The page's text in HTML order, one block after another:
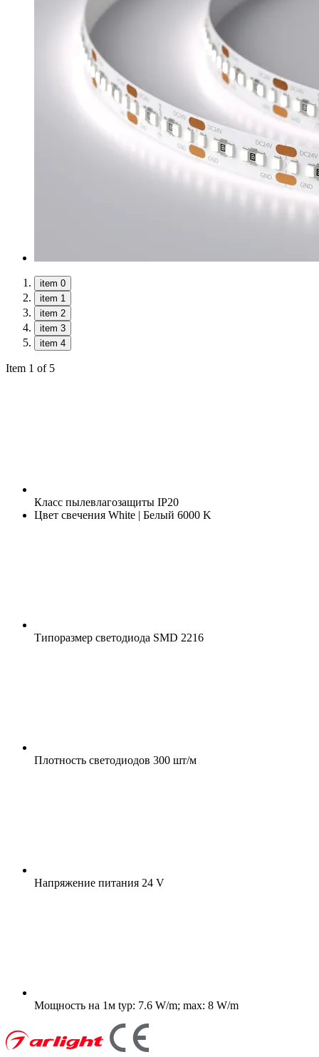
item 0
item 1
item 2
item 3
item 4
Item 1 of 5
Класс пылевлагозащиты IP20
Цвет свечения White | Белый 6000 K
Типоразмер светодиода SMD 2216
Плотность светодиодов 300 шт/м
Напряжение питания 24 V
Мощность на 1м typ: 7.6 W/m; max: 8 W/m